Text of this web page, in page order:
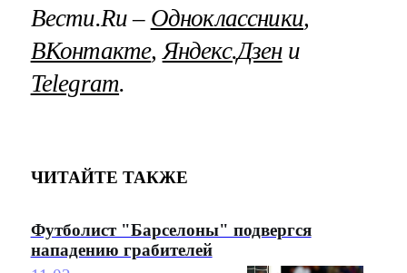
Вести.Ru – Одноклассники,
ВКонтакте, Яндекс.Дзени
Telegram.
ЧИТАЙТЕ ТАКЖЕ
Футболист "Барселоны" подвергся
нападению грабителей